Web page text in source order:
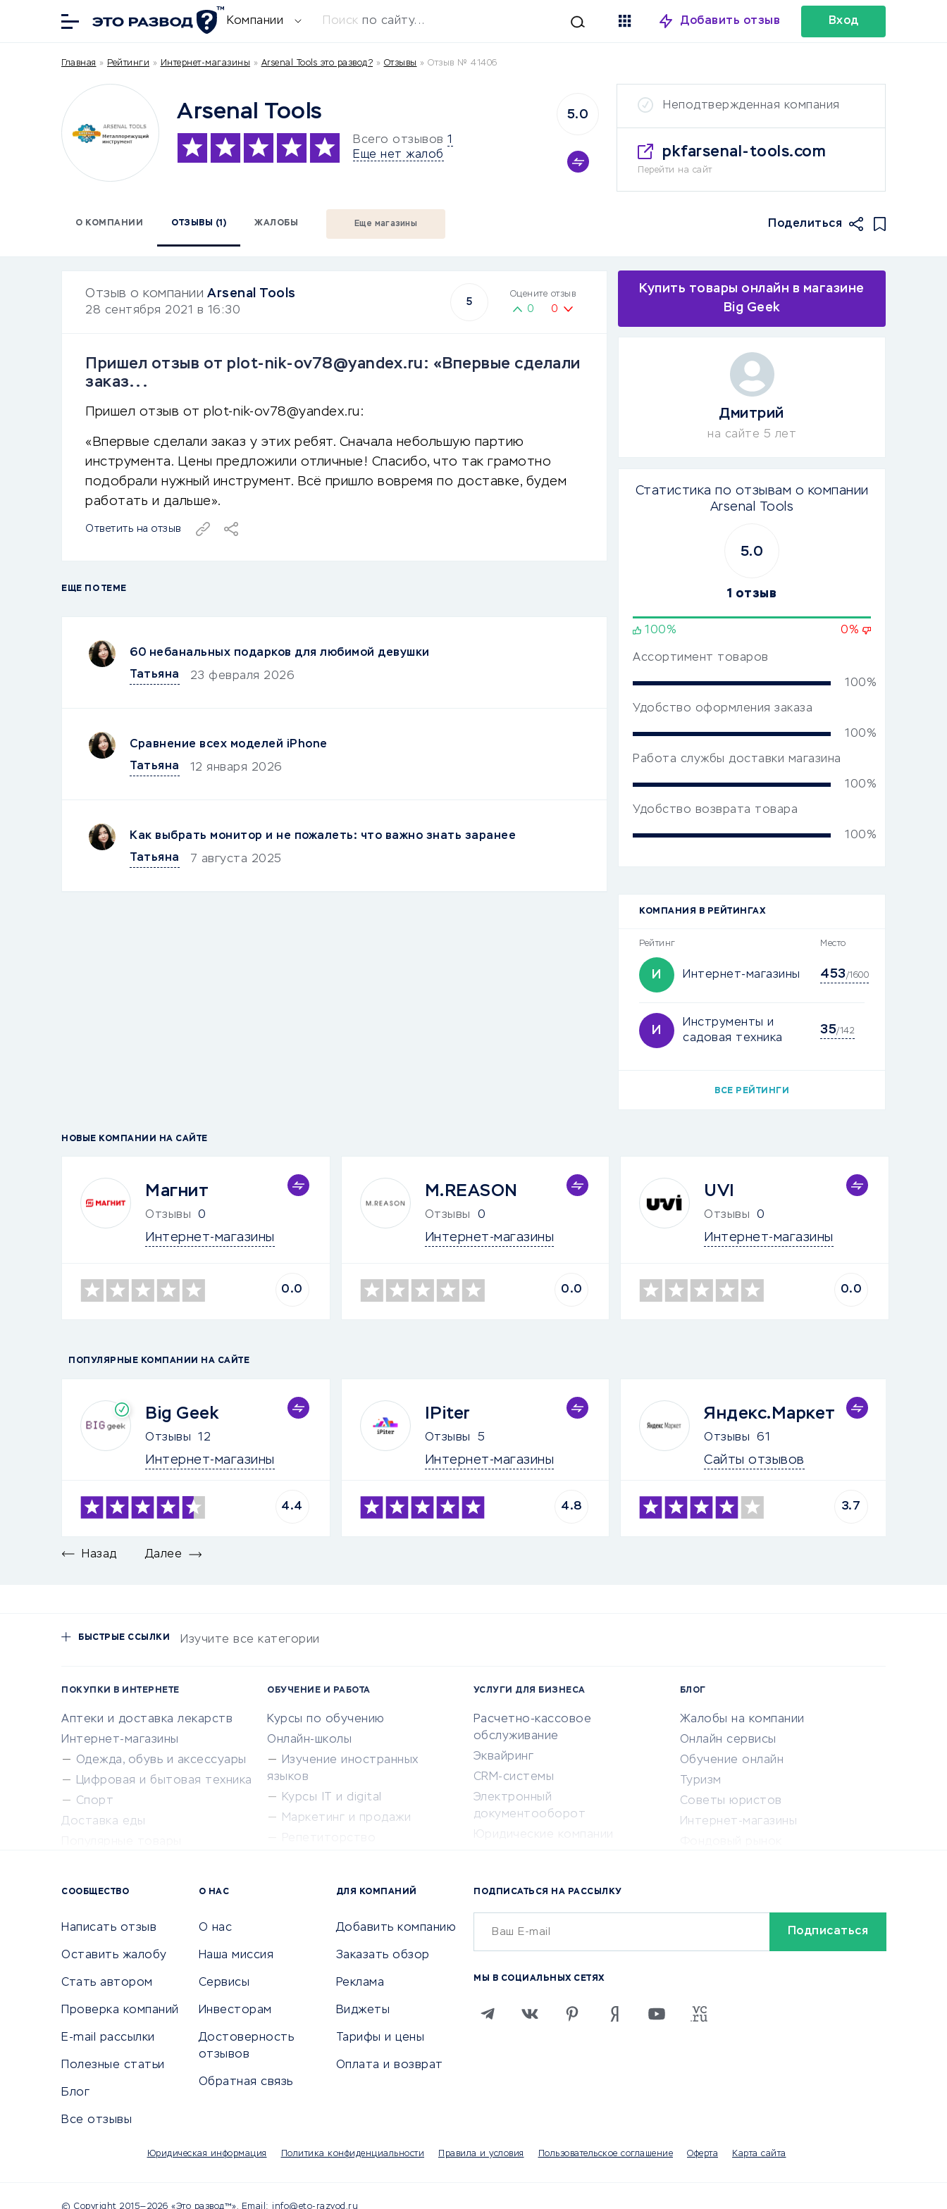
Компании Поиск по сайту... Добавить отзыв Вход
Главная » Рейтинги » Интернет-магазины » Arsenal Tools это развод? » Отзывы » Отзыв № 41406
Arsenal Tools
Всего отзывов 1
Еще нет жалоб
5.0
Неподтвержденная компания
pkfarsenal-tools.com
Перейти на сайт
О КОМПАНИИ ОТЗЫВЫ (1) ЖАЛОБЫ Еще магазины Поделиться
Отзыв о компании Arsenal Tools
28 сентября 2021 в 16:30
5
Оцените отзыв
0 0
Пришел отзыв от plot-nik-ov78@yandex.ru: «Впервые сделали
заказ...
Пришел отзыв от plot-nik-ov78@yandex.ru:
«Впервые сделали заказ у этих ребят. Сначала небольшую партию
инструмента. Цены предложили отличные! Спасибо, что так грамотно
подобрали нужный инструмент. Всё пришло вовремя по доставке, будем
работать и дальше».
Ответить на отзыв
ЕЩЕ ПО ТЕМЕ
60 небанальных подарков для любимой девушки
Татьяна
23 февраля 2026
Сравнение всех моделей iPhone
Татьяна
12 января 2026
Как выбрать монитор и не пожалеть: что важно знать заранее
Татьяна
7 августа 2025
Купить товары онлайн в магазине
Big Geek
Дмитрий
на сайте 5 лет
Статистика по отзывам о компании
Arsenal Tools
5.0
1 отзыв
100% 0%
Ассортимент товаров
100%
Удобство оформления заказа
100%
Работа службы доставки магазина
100%
Удобство возврата товара
100%
КОМПАНИЯ В РЕЙТИНГАХ
Рейтинг Место
И Интернет-магазины 453/1600
И
Инструменты и
садовая техника
35/142
ВСЕ РЕЙТИНГИ
НОВЫЕ КОМПАНИИ НА САЙТЕ
Магнит
Отзывы 0
Интернет-магазины
0.0
M.REASON
Отзывы 0
Интернет-магазины
0.0
UVI
Отзывы 0
Интернет-магазины
0.0
ПОПУЛЯРНЫЕ КОМПАНИИ НА САЙТЕ
Big Geek
Отзывы 12
Интернет-магазины
4.4
IPiter
Отзывы 5
Интернет-магазины
4.8
Яндекс.Маркет
Отзывы 61
Сайты отзывов
3.7
Назад Далее
БЫСТРЫЕ ССЫЛКИ Изучите все категории
ПОКУПКИ В ИНТЕРНЕТЕ
Аптеки и доставка лекарств
Интернет-магазины
Одежда, обувь и аксессуары
Цифровая и бытовая техника
Спорт
Доставка еды
ОБУЧЕНИЕ И РАБОТА
Курсы по обучению
Онлайн-школы
Изучение иностранных
языков
Курсы IT и digital
Маркетинг и продажи
Университеты
УСЛУГИ ДЛЯ БИЗНЕСА
Расчетно-кассовое
обслуживание
Эквайринг
CRM-системы
Электронный
документооборот
Юридические компании
Бухгалтерия онлайн
Онлайн-кассы
SERM
Кредитные карты
Дебетовые карты
Микрофинансовые организации
Платежные системы
Покупка билетов
Бронирование отелей
Санатории
Авиакомпании
БЛОГ
Жалобы на компании
Онлайн сервисы
Обучение онлайн
Туризм
Советы юристов
Интернет-магазины
СООБЩЕСТВО
Написать отзыв
Оставить жалобу
Стать автором
Проверка компаний
E-mail рассылки
Полезные статьи
Блог
Все отзывы
О НАС
О нас
Наша миссия
Сервисы
Инвесторам
Достоверность
отзывов
Обратная связь
ДЛЯ КОМПАНИЙ
Добавить компанию
Заказать обзор
Реклама
Виджеты
Тарифы и цены
Оплата и возврат
ПОДПИСАТЬСЯ НА РАССЫЛКУ
МЫ В СОЦИАЛЬНЫХ СЕТЯХ
Юридическая информация Политика конфиденциальности Правила и условия Пользовательское соглашение Оферта Карта сайта
© Copyright 2015—2026 «Это развод™». Email: info@eto-razvod.ru